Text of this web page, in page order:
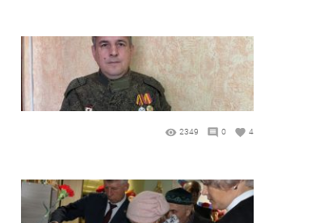
2349 0 4